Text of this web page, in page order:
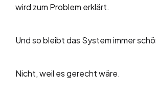
wird zum Problem erklärt.
Und so bleibt das System immer
Nicht, weil es gerecht wäre.